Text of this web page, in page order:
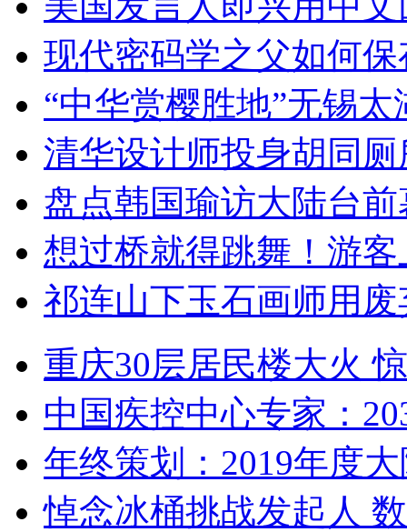
现代密码学之父如何
“中华赏樱胜地”无锡
清华设计师投身胡同
盘点韩国瑜访大陆台
想过桥就得跳舞！游客
祁连山下玉石画师用
重庆30层居民楼大火
中国疾控中心专家：
年终策划：2019年度
悼念冰桶挑战发起人